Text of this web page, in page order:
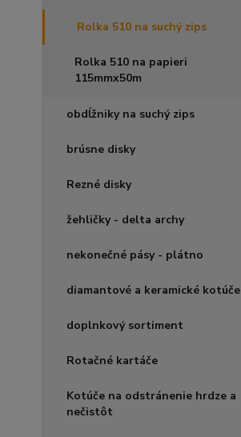
Rolka 510 na suchý zips
Rolka 510 na papieri
115mmx50m
obdĺžniky na suchý zips
brúsne disky
Rezné disky
žehličky - delta archy
nekonečné pásy - plátno
diamantové a keramické kotúče
doplnkový sortiment
Rotačné kartáče
Kotúče na odstránenie hrdze a
nečistôt